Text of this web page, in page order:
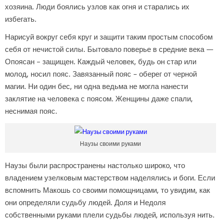
хозяина. Люди боялись узлов как огня и старались их
избегать.
Нарисуй вокруг себя круг и защити таким простым способом
себя от нечистой силы. Бытовало поверье в средние века —
Опоясан – защищен. Каждый человек, будь он стар или
молод, носил пояс. Завязанный пояс – оберег от черной
магии. Ни один бес, ни одна ведьма не могла нанести
заклятие на человека с поясом. Женщины даже спали,
неснимая пояс.
Наузы своими руками
Наузы были распространены настолько широко, что
владением узелковым мастерством наделялись и боги. Если
вспомнить Макошь со своими помощницами, то увидим, как
они определяли судьбу людей. Доля и Недоля
собственными руками плели судьбы людей, используя нить.